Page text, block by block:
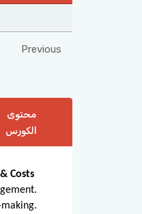
Previous
محتوى
الكورس
Costs